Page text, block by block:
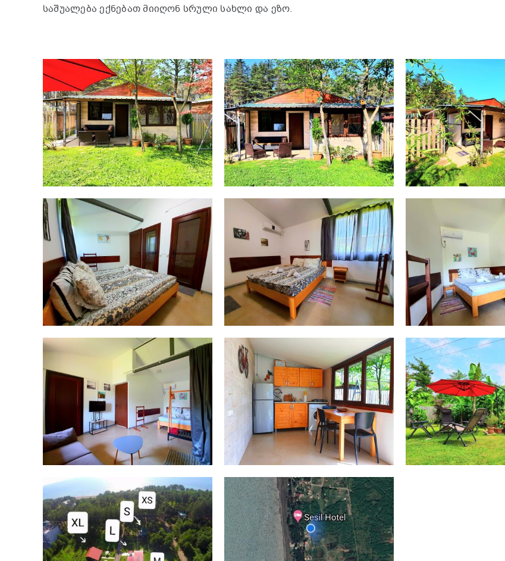
საშუალება ექნებათ მიიღონ სრული სახლი და ეზო.